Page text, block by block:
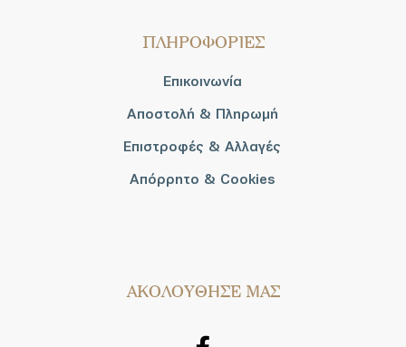
ΠΛΗΡΟΦΟΡΙΕΣ
Επικοινωνία
Αποστολή & Πληρωμή
Επιστροφές & Αλλαγές
Απόρρητο & Cookies
AΚΟΛΟΥΘΗΣΕ ΜΑΣ